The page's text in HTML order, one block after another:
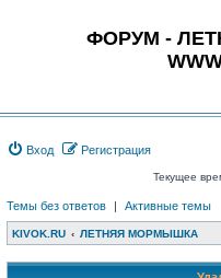
ФОРУМ -
Вход Регистрация
Текущее
Темы без ответов | Активные темы
KIVOK.RU ЛЕТНЯЯ МОРМЫШКА